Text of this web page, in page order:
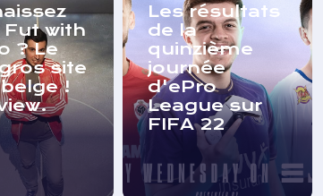
with
? Le
site
!
Les résultats
de la
quinzième
journée
d'ePro
League sur
FIFA 22